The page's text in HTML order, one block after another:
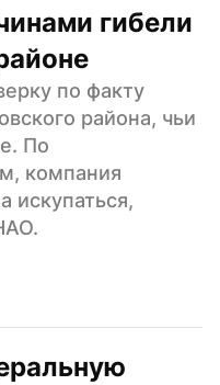
гибели
по факту
района, чьи
По
компания
искупаться,